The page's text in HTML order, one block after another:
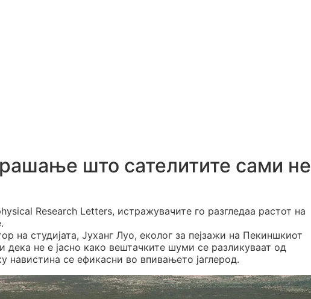
што сателитите сами не
Research Letters, истражувачите го разгледаа растот на
на студиjата, Јуханг Луо, еколог за пејзажи на Пекиншкиот
дека не е јасно како вештачките шуми се разликуваат од
се ефикасни во впивањето јаглерод.